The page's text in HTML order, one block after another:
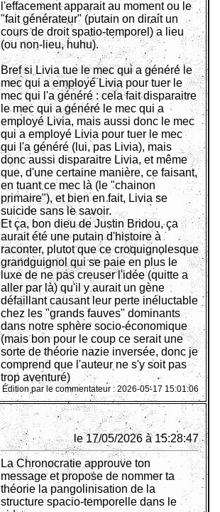
l'effacement apparait au moment ou le
"fait générateur" (putain on dirait un
cours de droit spatio-temporel) a lieu
(ou non-lieu, huhu).
Bref si Livia tue le mec qui a généré le
mec qui a employé Livia pour tuer le
mec qui l'a généré : cela fait disparaitre
le mec qui a généré le mec qui a
employé Livia, mais aussi donc le mec
qui a employé Livia pour tuer le mec
qui l'a généré (lui, pas Livia), mais
donc aussi disparaitre Livia, et même
que, d'une certaine manière, ce faisant,
en tuant ce mec là (le "chainon
primaire"), et bien en fait, Livia se
suicide sans le savoir.
Et ça, bon dieu de Justin Bridou, ça
aurait été une putain d'histoire à
raconter, plutot que ce croquignolesque
grandguignol qui se paie en plus le
luxe de ne pas creuser l'idée (quitte a
aller par là) qu'il y aurait un gène
défaillant causant leur perte inéluctable
chez les "grands fauves" dominants
dans notre sphère socio-économique
(mais bon pour le coup ce serait une
sorte de théorie nazie inversée, donc je
comprend que l'auteur ne s'y soit pas
trop aventuré)
Édition par le commentateur : 2026-05-17 15:01:06
le 17/05/2026 à 15:28:47
La Chronocratie approuve ton
message et propose de nommer ta
théorie la pangolinisation de la
structure spacio-temporelle dans le